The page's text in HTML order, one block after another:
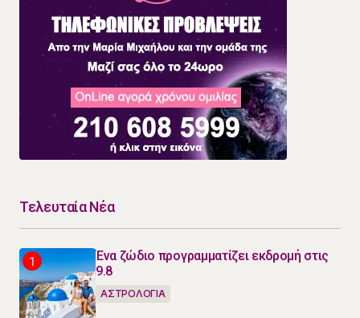
Τελευταία Νέα
Ένα ζώδιο προγραμματίζει εκδρομή στις
9.8
ΑΣΤΡΟΛΟΓΙΑ